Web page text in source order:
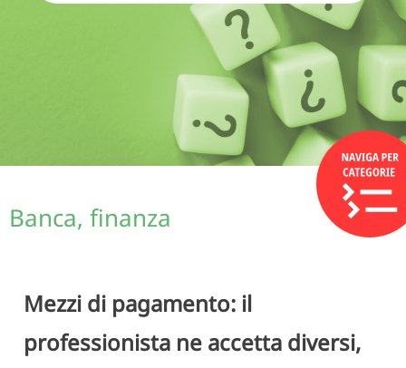
Banca, finanza
Mezzi di pagamento: il
professionista ne accetta diversi,